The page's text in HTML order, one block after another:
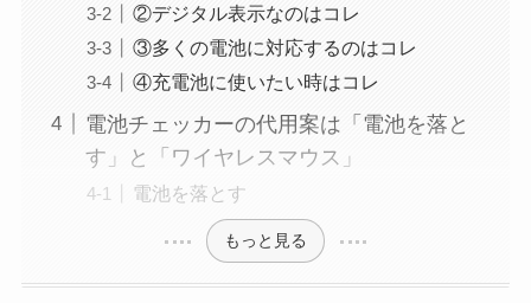
②デジタル表示なのはコレ
③多くの電池に対応するのはコレ
④充電池に使いたい時はコレ
電池チェッカーの代用案は「電池を落と
す」と「ワイヤレスマウス」
電池を落とす
もっと見る